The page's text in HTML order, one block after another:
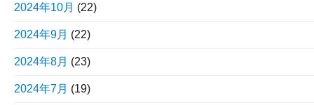
2024年10月 (22)
2024年9月 (22)
2024年8月 (23)
2024年7月 (19)